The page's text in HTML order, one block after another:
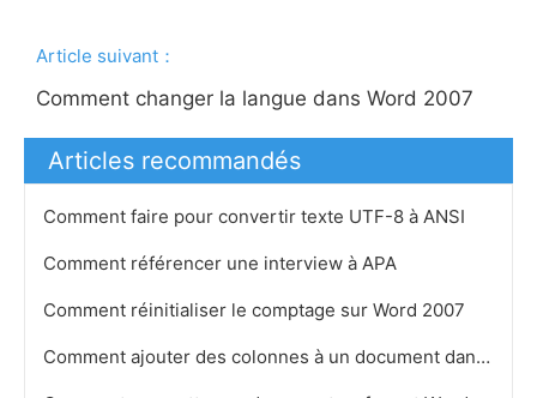
Article suivant：
Comment changer la langue dans Word 2007
Articles recommandés
Comment faire pour convertir texte UTF-8 à ANSI
Comment référencer une interview à APA
Comment réinitialiser le comptage sur Word 2007
Comment ajouter des colonnes à un document dans Word 2003